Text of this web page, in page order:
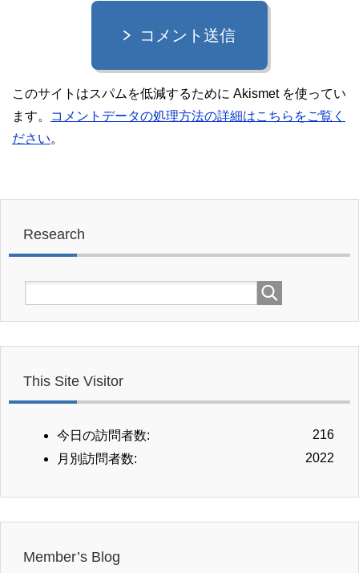
コメント送信
このサイトはスパムを低減するために Akismet を使ってい
ます。
コメントデータの処理方法の詳細はこちらをご覧く
ださい。
Research
This Site Visitor
216
今日の訪問者数:
2022
月別訪問者数:
Member’s Blog